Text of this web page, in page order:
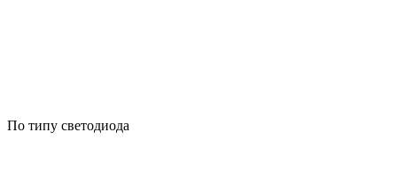
По типу светодиода